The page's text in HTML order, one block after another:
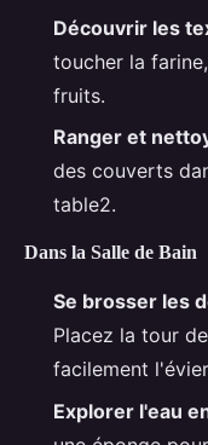
Découvrir les
toucher la
fruits.
Ranger et
des couverts
table2.
Dans la Salle de Bain
Se brosser les
Placez la tour
facilement
Explorer l'eau